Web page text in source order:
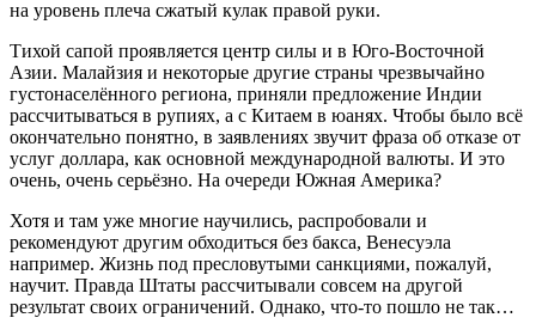
на уровень плеча сжатый кулак правой руки.
Тихой сапой проявляется центр силы и в Юго-Восточной
Азии. Малайзия и некоторые другие страны чрезвычайно
густонаселённого региона, приняли предложение Индии
рассчитываться в рупиях, а с Китаем в юанях. Чтобы было всё
окончательно понятно, в заявлениях звучит фраза об отказе от
услуг доллара, как основной международной валюты. И это
очень, очень серьёзно. На очереди Южная Америка?
Хотя и там уже многие научились, распробовали и
рекомендуют другим обходиться без бакса, Венесуэла
например. Жизнь под пресловутыми санкциями, пожалуй,
научит. Правда Штаты рассчитывали совсем на другой
результат своих ограничений. Однако, что-то пошло не так…